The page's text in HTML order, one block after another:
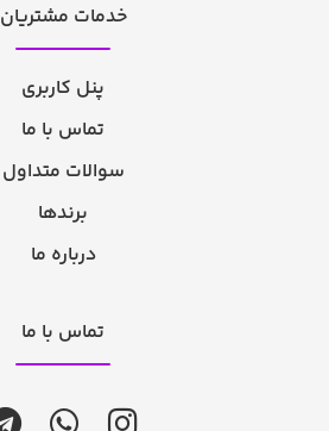
خدمات مشتریان
پنل کاربری
تماس با ما
سوالات متداول
برندها
درباره ما
تماس با ما